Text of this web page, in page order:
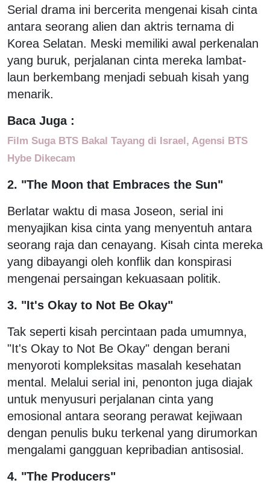
Serial drama ini bercerita mengenai kisah cinta
antara seorang alien dan aktris ternama di
Korea Selatan. Meski memiliki awal perkenalan
yang buruk, perjalanan cinta mereka lambat-
laun berkembang menjadi sebuah kisah yang
menarik.
Baca Juga :
Film Suga BTS Bakal Tayang di Israel, Agensi BTS
Hybe Dikecam
2. "The Moon that Embraces the Sun"
Berlatar waktu di masa Joseon, serial ini
menyajikan kisa cinta yang menyentuh antara
seorang raja dan cenayang. Kisah cinta mereka
yang dibayangi oleh konflik dan konspirasi
mengenai persaingan kekuasaan politik.
3. "It's Okay to Not Be Okay"
Tak seperti kisah percintaan pada umumnya,
"It's Okay to Not Be Okay" dengan berani
menyoroti kompleksitas masalah kesehatan
mental. Melalui serial ini, penonton juga diajak
untuk menyusuri perjalanan cinta yang
emosional antara seorang perawat kejiwaan
dengan penulis buku terkenal yang dirumorkan
mengalami gangguan kepribadian antisosial.
4. "The Producers"